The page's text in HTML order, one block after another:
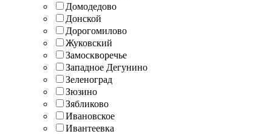
Домодедово
Донской
Дорогомилово
Жуковский
Замоскворечье
Западное Дегунино
Зеленоград
Зюзино
Зябликово
Ивановское
Ивантеевка